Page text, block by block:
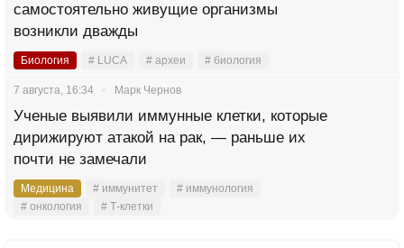
самостоятельно живущие организмы
возникли дважды
Биология # LUCA # археи # биология
7 августа, 16:34 Марк Чернов
Ученые выявили иммунные клетки, которые
дирижируют атакой на рак, — раньше их
почти не замечали
Медицина # иммунитет
# иммунология
# онкология
# Т-клетки